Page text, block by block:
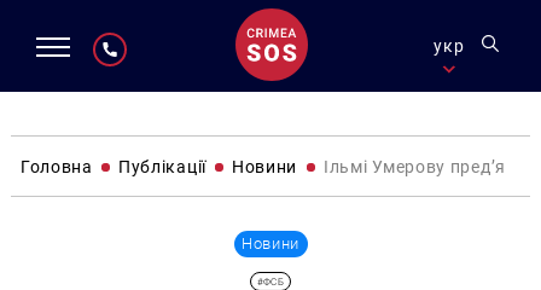
укр
Головна Публікації Новини Ільмі Умерову
Новини
#ФСБ